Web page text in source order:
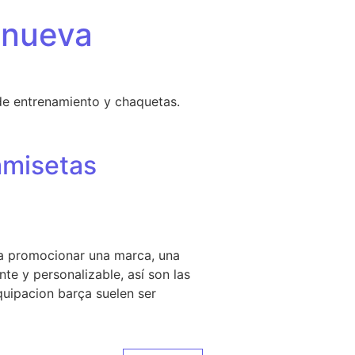
entrenamiento y chaquetas.
una marca, una
y personalizable, así son las
barça suelen ser